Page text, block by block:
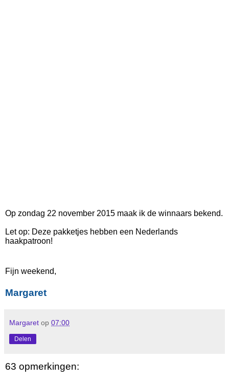
Op zondag 22 november 2015 maak ik de winnaars bekend.
Let op: Deze pakketjes hebben een Nederlands
haakpatroon!
Fijn weekend,
Margaret
Margaret op 07:00
Delen
63 opmerkingen: